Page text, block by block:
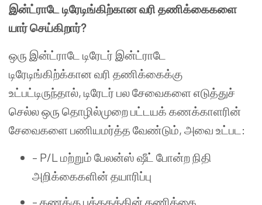
இன்ட்ராடே டிரேடிங்கிற்கான வரி தணிக்கைகளை
யார் செய்கிறார்?
ஒரு இன்ட்ராடே டிரேடர் இன்ட்ராடே
டிரேடிங்கிற்க்கான வரி தணிக்கைக்கு
உட்பட்டிருந்தால், டிரேடர் பல சேவைகளை எடுத்துச்
செல்ல ஒரு தொழில்முறை பட்டயக் கணக்காளரின்
சேவைகளை பணியமர்த்த வேண்டும், அவை உட்பட:
– P/L மற்றும் பேலன்ஸ் ஷீட் போன்ற நிதி
அறிக்கைகளின் தயாரிப்பு
– கணக்கு புத்தகத்தின் தணிக்கை